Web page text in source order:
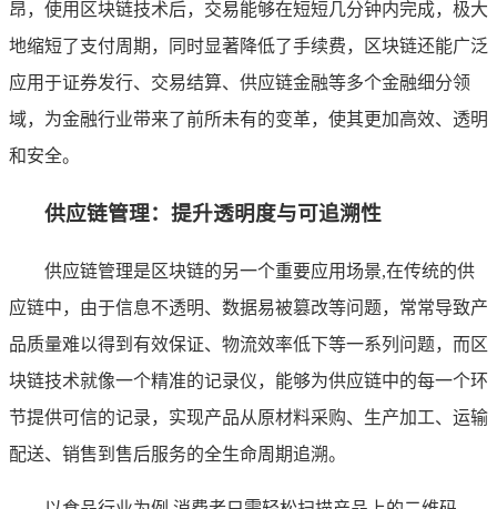
昂，使用区块链技术后，交易能够在短短几分钟内完成，极大
地缩短了支付周期，同时显著降低了手续费，区块链还能广泛
应用于证券发行、交易结算、供应链金融等多个金融细分领
域，为金融行业带来了前所未有的变革，使其更加高效、透明
和安全。
供应链管理：提升透明度与可追溯性
供应链管理是区块链的另一个重要应用场景,在传统的供
应链中，由于信息不透明、数据易被篡改等问题，常常导致产
品质量难以得到有效保证、物流效率低下等一系列问题，而区
块链技术就像一个精准的记录仪，能够为供应链中的每一个环
节提供可信的记录，实现产品从原材料采购、生产加工、运输
配送、销售到售后服务的全生命周期追溯。